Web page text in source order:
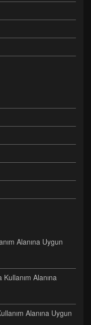
Alanına Uygun
Alanına
Alanına Uygun